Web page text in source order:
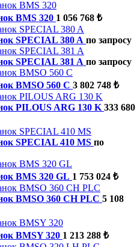
BMS 320 1 056 768 ₺
SPECIAL 380 A по запросу
SPECIAL 381 A по запросу
BMSO 560 C 3 802 748 ₺
PILOUS ARG 130 K 333 680
SPECIAL 410 MS по
BMS 320 GL 1 753 024 ₺
BMSO 360 CH PLC 5 108
BMSY 320 1 213 288 ₺